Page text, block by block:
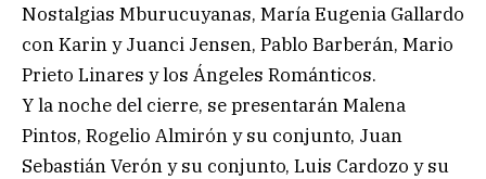
Nostalgias Mburucuyanas, María Eugenia Gallardo
con Karin y Juanci Jensen, Pablo Barberán, Mario
Prieto Linares y los Ángeles Románticos.
Y la noche del cierre, se presentarán Malena
Pintos, Rogelio Almirón y su conjunto, Juan
Sebastián Verón y su conjunto, Luis Cardozo y su